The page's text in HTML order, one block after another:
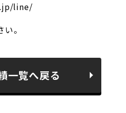
line/
。
一覧へ戻る